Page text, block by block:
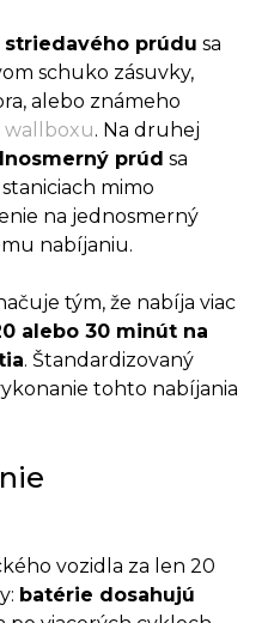
striedavého prúdu sa
schuko zásuvky,
alebo známeho
wallboxu. Na druhej
prúd sa
mimo
na jednosmerný
nabíjaniu.
tým, že nabíja viac
alebo 30 minút na
. Štandardizovaný
tohto nabíjania
vozidla za len 20
batérie dosahujú